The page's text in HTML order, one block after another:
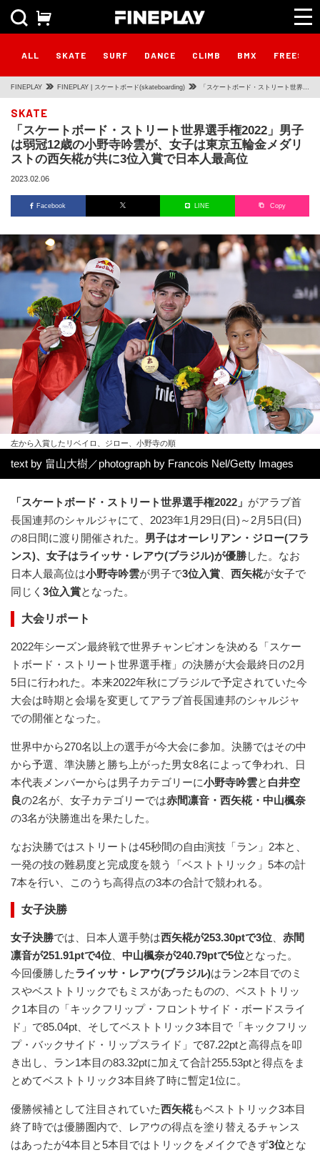
ALL SKATE SURF DANCE CLIMB BMX
FINEPLAY FINEPLAY | スケートボード(skateboarding) 「スケートボード・ストリート世界選
吟雲が、女子は東京五輪金メダリスト
の西矢椛が共に3位入賞で日本人最高
SKATE
「スケートボード・ストリート世界選手権2022」男子
は弱冠12歳の小野寺吟雲が、女子は東京五輪金メダリ
ストの西矢椛が共に3位入賞で日本人最高位
2023.02.06
Facebook LINE Copy
左から入賞したリベイロ、ジロー、小野寺の順
text by 畠山大樹／photograph by Francois Nel/Getty Images
「スケートボード・ストリート世界選手権2022」 がアラブ首
長国連邦のシャルジャにて、2023年1月29日(日)～2月5日(日)
の8日間に渡り開催された。 男子はオーレリアン・ジロー(フラ
ンス)、女子はライッサ・レアウ(ブラジル)が優勝した。なお
日本人最高位は小野寺吟雲が男子で3位入賞 西矢椛が女子で
同じく 3位入賞となった。
大会リポート
2022年シーズン最終戦で世界チャンピオンを決める「スケー
トボード・ストリート世界選手権」の決勝が大会最終日の2月
5日に行われた。本来2022年秋にブラジルで予定されていた今
大会は時期と会場を変更してアラブ首長国連邦のシャルジャ
での開催となった。
世界中から270名以上の選手が今大会に参加。決勝ではその中
から予選、準決勝と勝ち上がった男女8名によって争われ、日
本代表メンバーからは男子カテゴリーに小野寺吟雲と 白井空
良の2名が、女子カテゴリーでは赤間凛音・西矢椛・中山楓奈
の3名が決勝進出を果たした。
なお決勝ではストリートは45秒間の自由演技「ラン」2本と、
一発の技の難易度と完成度を競う「ベストトリック」5本の計
7本を行い、このうち高得点の3本の合計で競われる。
女子決勝
女子決勝では、日本人選手勢は西矢椛が253.30ptで3位
赤間
凛音が251.91ptで4位
中山楓奈が240.79ptで5位となった。
今回優勝したライッサ・レアウ(ブラジル)はラン2本目でのミ
スやベストトリックでもミスがあったものの、ベストトリッ
ク1本目の「キックフリップ・フロントサイド・ボードスライ
ド」で85.04pt、そしてベストトリック3本目で「キックフリッ
プ・バックサイド・リップスライド」で87.22ptと高得点を叩
き出し、ラン1本目の83.32ptに加えて合計255.53ptと得点をま
とめてベストトリック3本目終了時に暫定1位に。
優勝候補として注目されていた西矢椛もベストトリック3本目
終了時では優勝圏内で、レアウの得点を塗り替えるチャンス
はあったが4本目と5本目ではトリックをメイクできず3位とな